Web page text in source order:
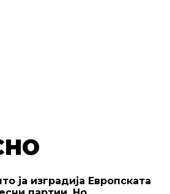
ја изградија Европската